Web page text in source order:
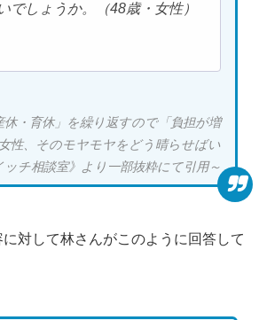
でしょうか。（48歳・女性）
休・育休」を繰り返すので「負担が増
性、そのモヤモヤをどう晴らせばい
ッチ相談室》より一部抜粋にて引用～
対して林さんがこのように回答して